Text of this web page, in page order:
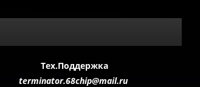
Тех.Поддержка
terminator.68chip@mail.ru